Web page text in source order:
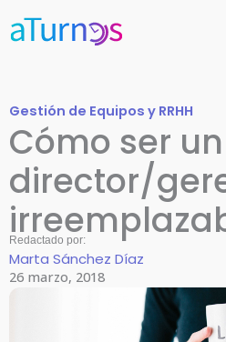
Gestión de Equipos y RRHH
Cómo ser un
director/
Redactado por:
Marta Sánchez Díaz
26 marzo, 2018